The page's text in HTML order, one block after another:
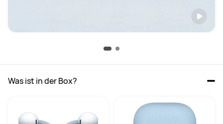
Was ist in der Box?